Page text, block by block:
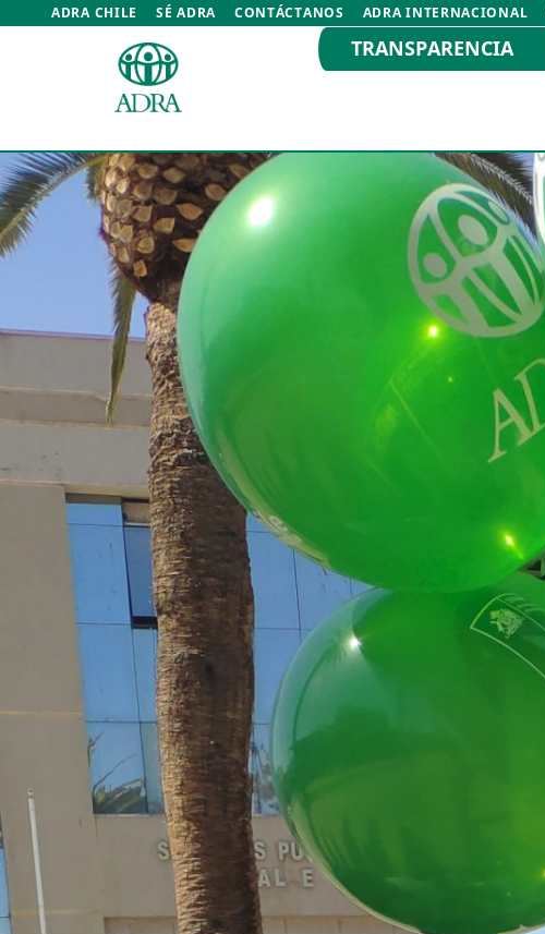
ADRA CHILE SÉ ADRA CONTÁCTANOS ADRA INTERNACIONAL
TRANSPARENCIA